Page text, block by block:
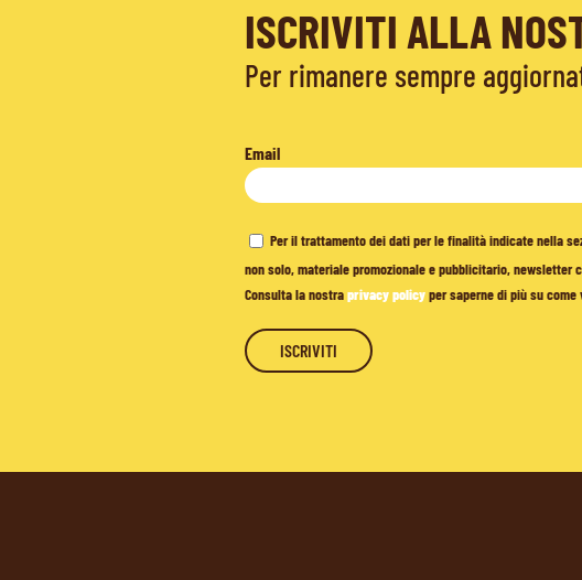
ISCRIVITI ALLA
Per rimanere sempre
Email
Per il trattamento dei dati per le finalità indicate nella
non solo, materiale promozionale e pubblicitario,
Consulta la nostraprivacy policyper saperne di più su